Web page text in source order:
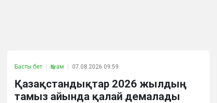
Басты бет Қоғам 07.08.2026 09:59
Қазақстандықтар 2026 жылдың
тамыз айында қалай демалады